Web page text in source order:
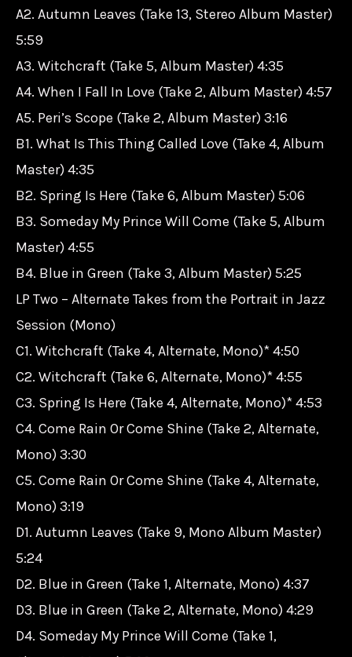
A2. Autumn Leaves (Take 13, Stereo Album Master)
5:59
A3. Witchcraft (Take 5, Album Master) 4:35
A4. When I Fall In Love (Take 2, Album Master) 4:57
A5. Peri’s Scope (Take 2, Album Master) 3:16
B1. What Is This Thing Called Love (Take 4, Album
Master) 4:35
B2. Spring Is Here (Take 6, Album Master) 5:06
B3. Someday My Prince Will Come (Take 5, Album
Master) 4:55
B4. Blue in Green (Take 3, Album Master) 5:25
LP Two – Alternate Takes from the Portrait in Jazz
Session (Mono)
C1. Witchcraft (Take 4, Alternate, Mono)* 4:50
C2. Witchcraft (Take 6, Alternate, Mono)* 4:55
C3. Spring Is Here (Take 4, Alternate, Mono)* 4:53
C4. Come Rain Or Come Shine (Take 2, Alternate,
Mono) 3:30
C5. Come Rain Or Come Shine (Take 4, Alternate,
Mono) 3:19
D1. Autumn Leaves (Take 9, Mono Album Master)
5:24
D2. Blue in Green (Take 1, Alternate, Mono) 4:37
D3. Blue in Green (Take 2, Alternate, Mono) 4:29
D4. Someday My Prince Will Come (Take 1,